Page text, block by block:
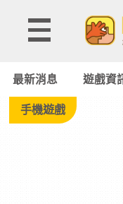
Tag:
-
最新消息 遊戲資
手機遊戲